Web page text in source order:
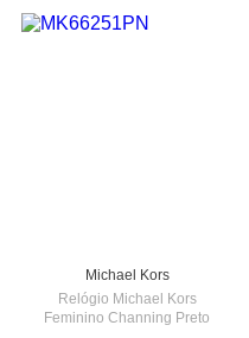
Michael Kors
Relógio Michael Kors
Feminino Channing Preto